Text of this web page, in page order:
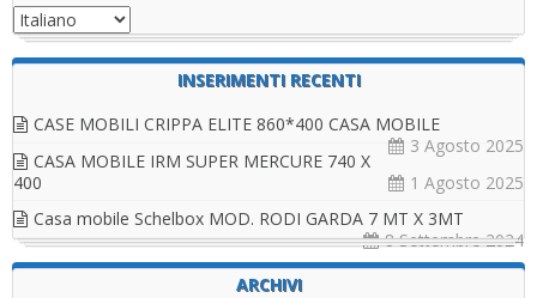
INSERIMENTI RECENTI
CASE MOBILI CRIPPA ELITE 860*400 CASA MOBILE
3 Agosto 2025
CASA MOBILE IRM SUPER MERCURE 740 X
400
1 Agosto 2025
Casa mobile Schelbox MOD. RODI GARDA 7 MT X 3MT
8 Settembre 2024
ARCHIVI